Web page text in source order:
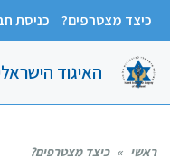
כיצד מצטרפים? כניסת
האיגוד
ראשי » כיצד מצטרפים?